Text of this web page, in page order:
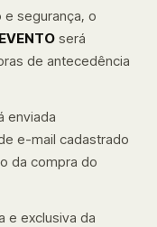
segurança, o
EVENTO será
de antecedência
enviada
e-mail cadastrado
da compra do
e exclusiva da